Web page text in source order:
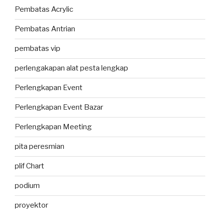
Pembatas Acrylic
Pembatas Antrian
pembatas vip
perlengakapan alat pesta lengkap
Perlengkapan Event
Perlengkapan Event Bazar
Perlengkapan Meeting
pita peresmian
plif Chart
podium
proyektor